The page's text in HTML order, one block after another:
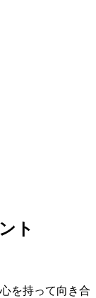
ト
を持って向き合